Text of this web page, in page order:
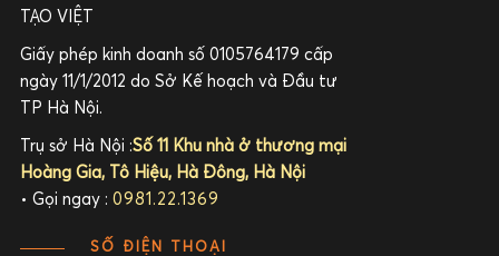
TẠO VIỆT
Giấy phép kinh doanh số 0105764179 cấp
ngày 11/1/2012 do Sở Kế hoạch và Đầu tư
TP Hà Nội.
Trụ sở Hà Nội :Số 11 Khu nhà ở thương mại
Hoàng Gia, Tô Hiệu, Hà Đông, Hà Nội
• Gọi ngay : 0981.22.1369
SỐ ĐIỆN THOẠI